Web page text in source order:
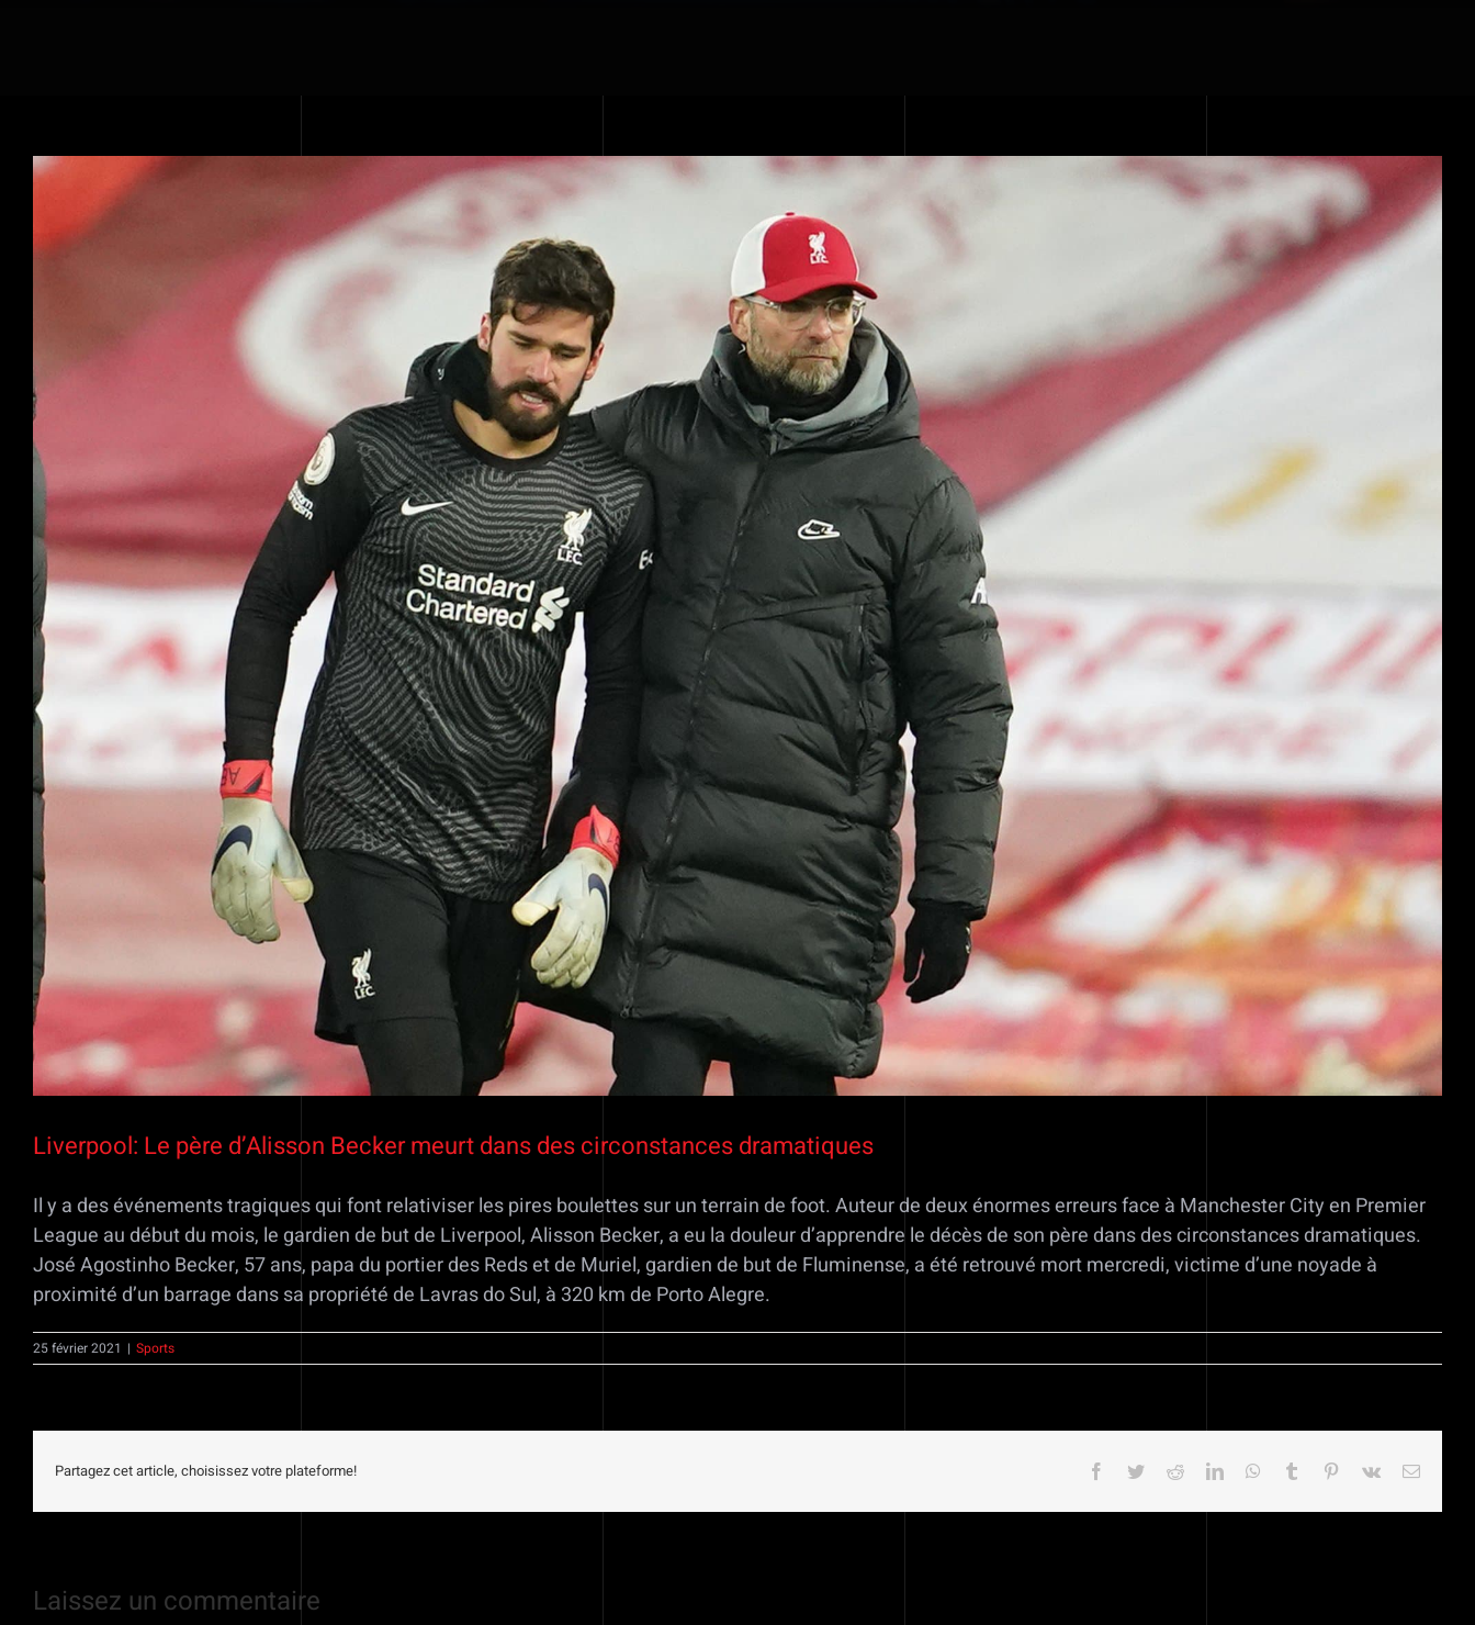
Voir
agrandie
Liverpool: Le père d’Alisson Becker meurt dans des circonstances dramatiques
Il y a des événements tragiques qui font relativiser les pires boulettes sur un terrain de foot. Auteur de deux énormes erreurs face à Manchester City en Premier
League au début du mois, le gardien de but de Liverpool, Alisson Becker, a eu la douleur d’apprendre le décès de son père dans des circonstances dramatiques.
José Agostinho Becker, 57 ans, papa du portier des Reds et de Muriel, gardien de but de Fluminense, a été retrouvé mort mercredi, victime d’une noyade à
proximité d’un barrage dans sa propriété de Lavras do Sul, à 320 km de Porto Alegre.
25 février 2021 | Sports
Partagez cet article, choisissez votre plateforme! Facebook
TwitterRedditLinkedInWhatsApp
Tumblr Pinterest
Vk Email
Laissez un commentaire